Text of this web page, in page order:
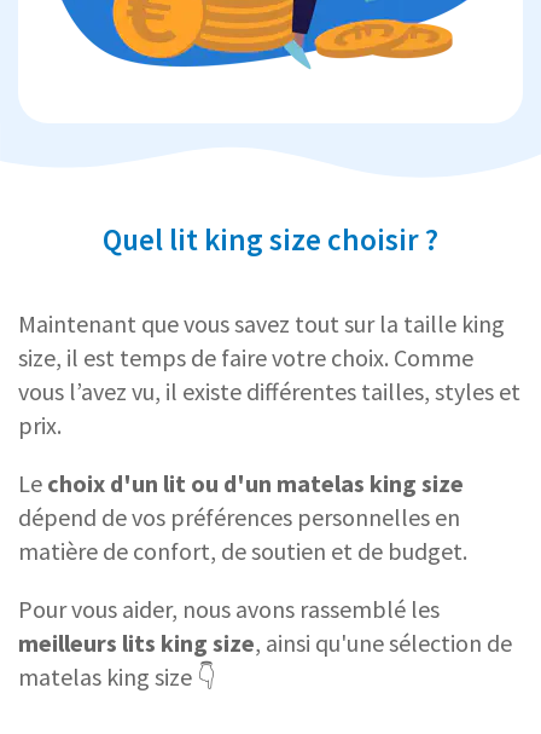
Quel lit king size choisir ?
Maintenant que vous savez tout sur la taille king
size, il est temps de faire votre choix. Comme
vous l’avez vu, il existe différentes tailles, styles et
prix.
Le choix d'un lit ou d'un matelas king size
dépend de vos préférences personnelles en
matière de confort, de soutien et de budget.
Pour vous aider, nous avons rassemblé les
meilleurs lits king size, ainsi qu'une sélection de
matelas king size 👇